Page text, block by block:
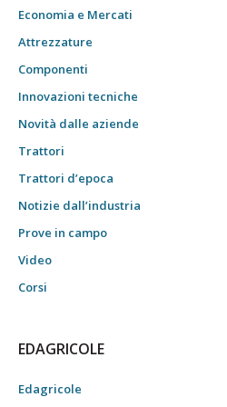
Economia e Mercati
Attrezzature
Componenti
Innovazioni tecniche
Novità dalle aziende
Trattori
Trattori d’epoca
Notizie dall’industria
Prove in campo
Video
Corsi
EDAGRICOLE
Edagricole